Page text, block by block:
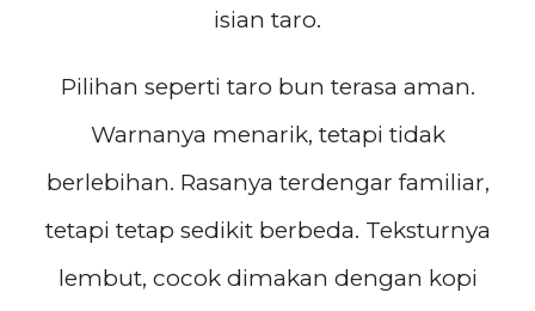
isian taro.
Pilihan seperti taro bun terasa aman.
Warnanya menarik, tetapi tidak
berlebihan. Rasanya terdengar familiar,
tetapi tetap sedikit berbeda. Teksturnya
lembut, cocok dimakan dengan kopi